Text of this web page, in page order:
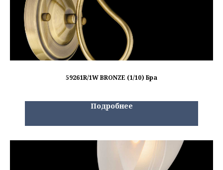
59261R/1W BRONZE (1/10) Бра
Подробнее